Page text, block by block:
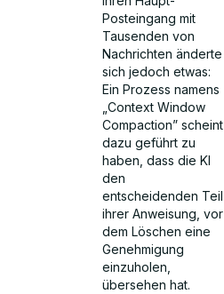
Posteingang mit
Tausenden von
Nachrichten änderte
sich jedoch etwas:
Ein Prozess namens
„Context Window
Compaction” scheint
dazu geführt zu
haben, dass die KI
den
entscheidenden Teil
ihrer Anweisung, vor
dem Löschen eine
Genehmigung
einzuholen,
übersehen hat.